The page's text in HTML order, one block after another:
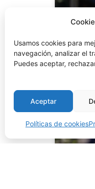
Usamos cookies para
navegación, analizar el
Puedes aceptar,
Aceptar
Políticas de cookies